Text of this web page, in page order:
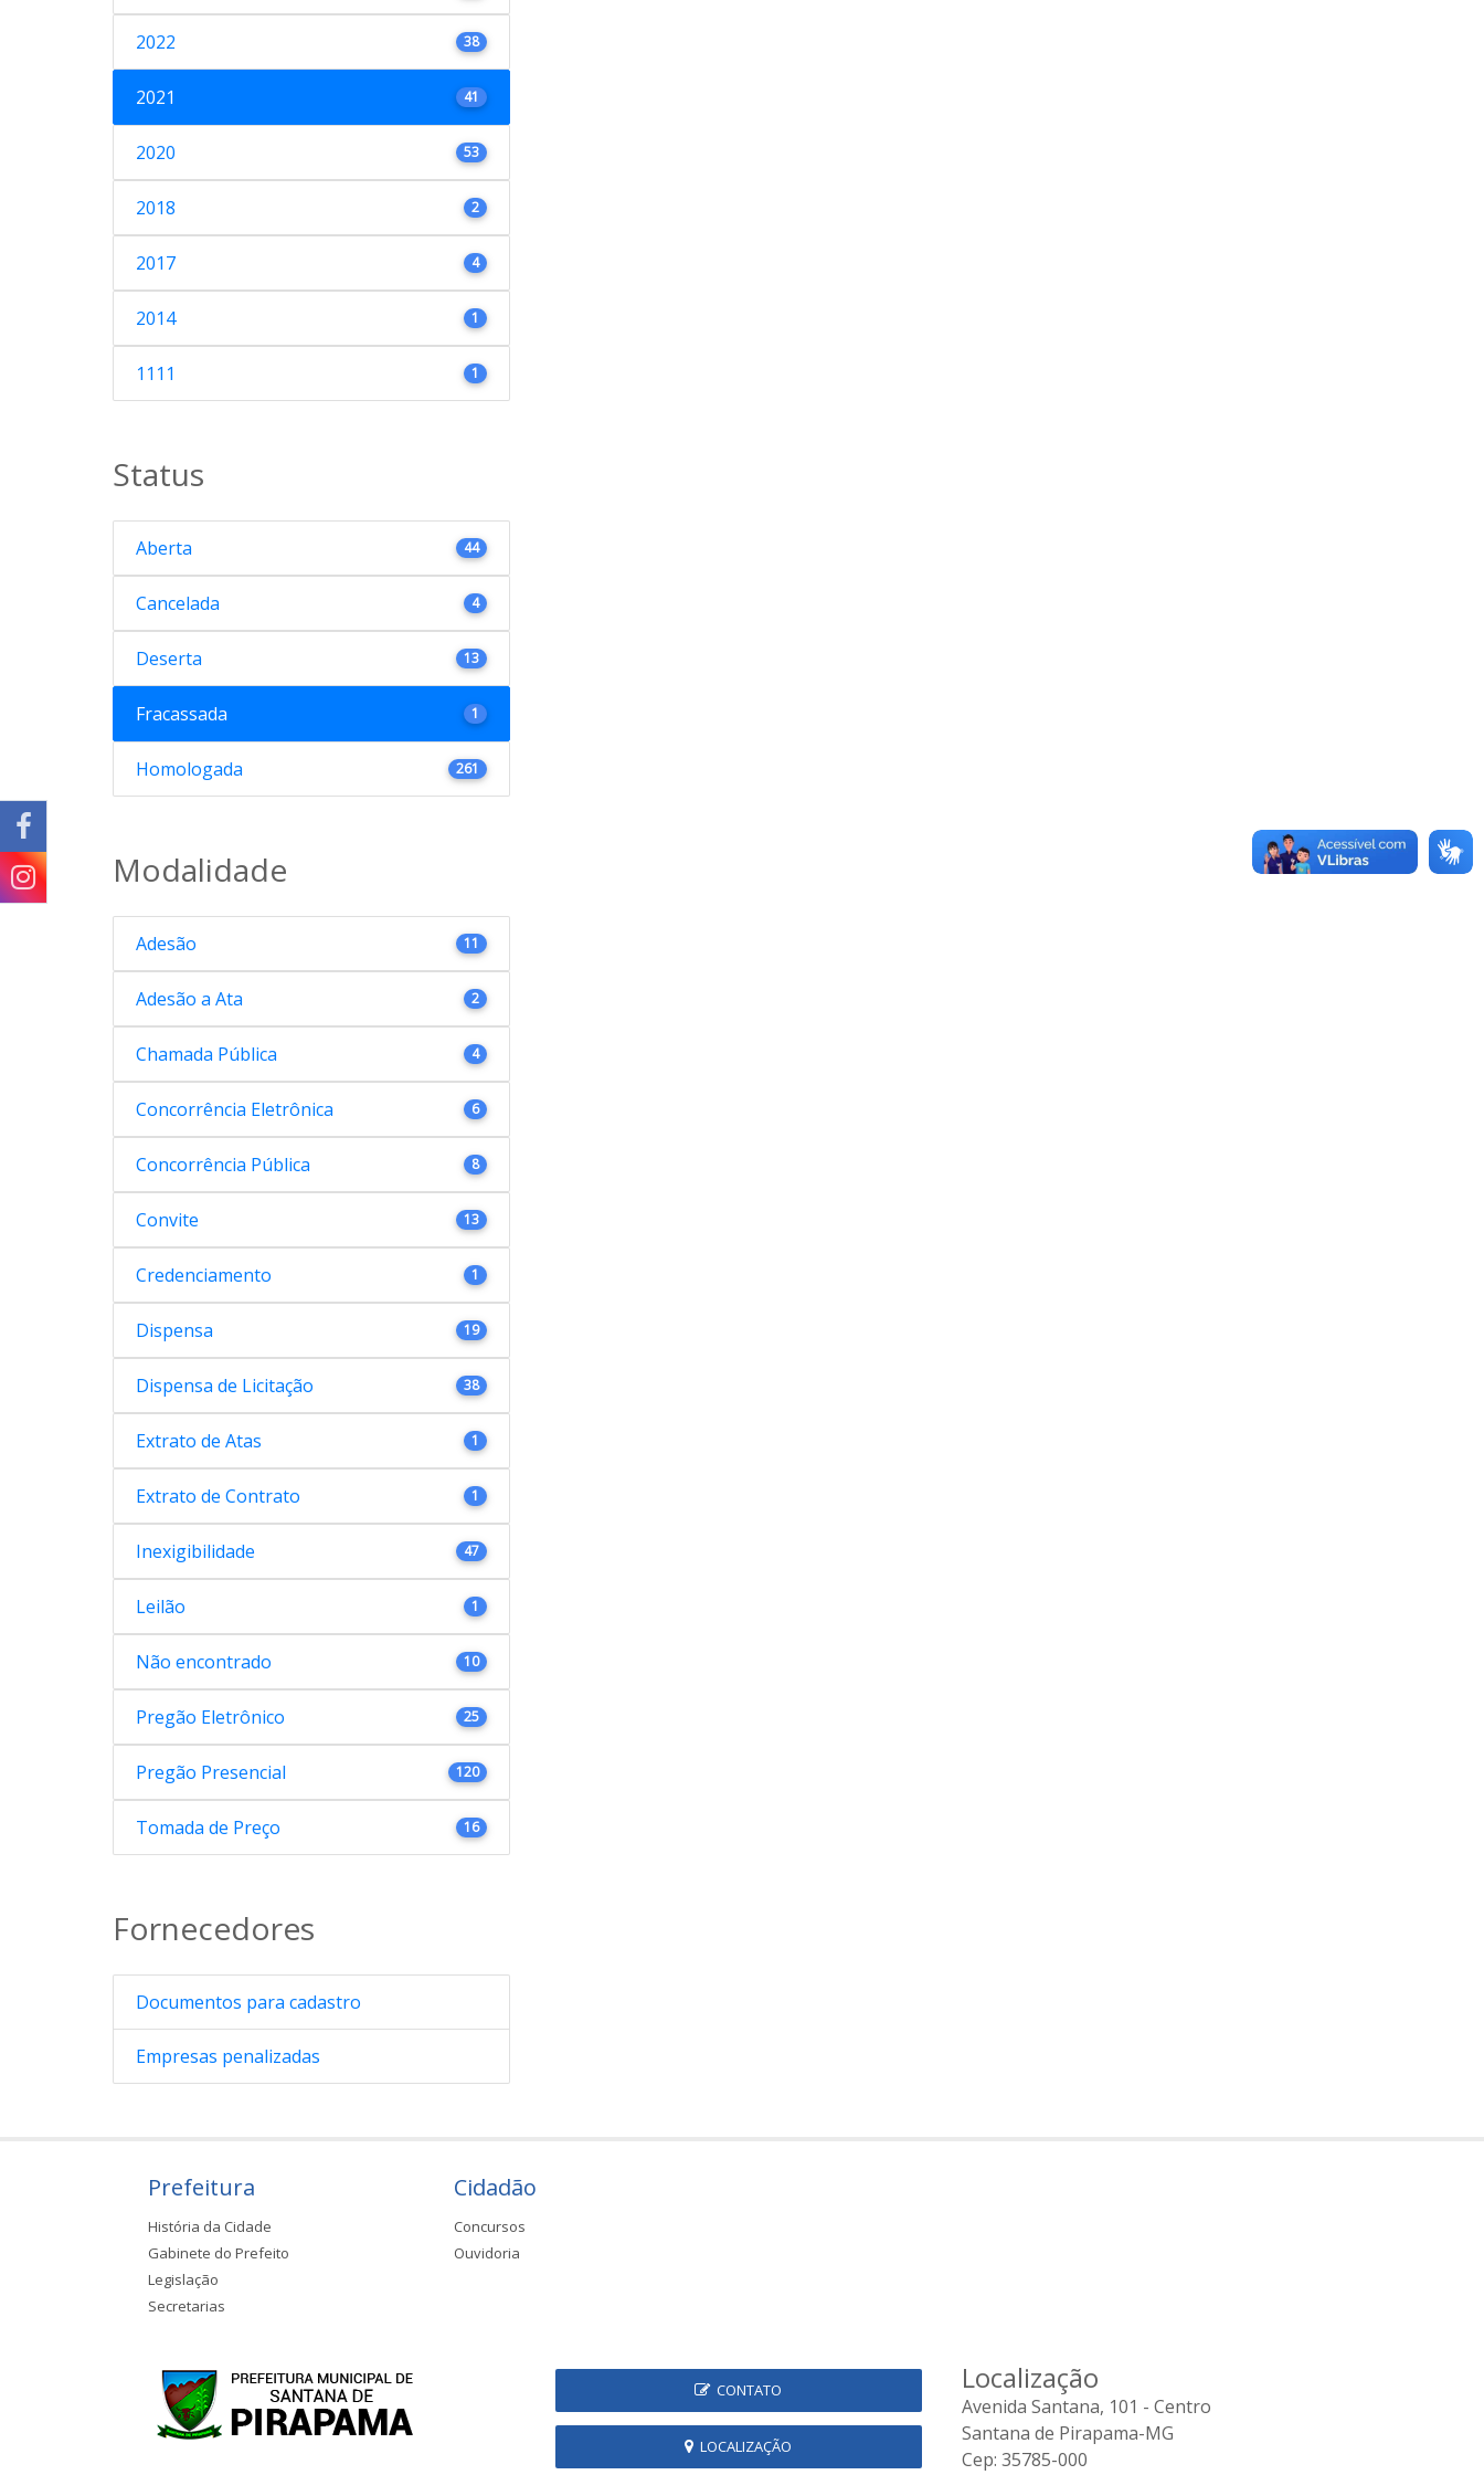
2022 38
2021 41
2020 53
2018 2
2017 4
2014 1
1111 1
Status
Aberta 44
Cancelada 4
Deserta 13
Fracassada 1
Homologada 261
Modalidade
Adesão 11
Adesão a Ata 2
Chamada Pública 4
Concorrência Eletrônica 6
Concorrência Pública 8
Convite 13
Credenciamento 1
Dispensa 19
Dispensa de Licitação 38
Extrato de Atas 1
Extrato de Contrato 1
Inexigibilidade 47
Leilão 1
Não encontrado 10
Pregão Eletrônico 25
Pregão Presencial 120
Tomada de Preço 16
Fornecedores
Documentos para cadastro
Empresas penalizadas
Prefeitura
História da Cidade
Gabinete do Prefeito
Legislação
Secretarias
Cidadão
Concursos
Ouvidoria
CONTATO
LOCALIZAÇÃO
Localização
Avenida Santana, 101 - Centro
Santana de Pirapama-MG
Cep: 35785-000